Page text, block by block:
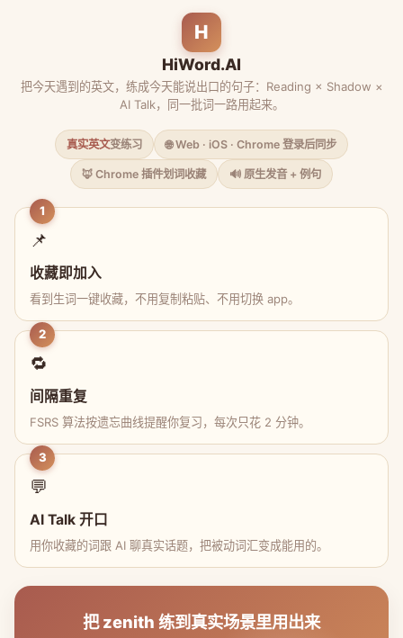
H
HiWord.AI
把今天遇到的英文，练成今天能说出口的句子：Reading × Shadow ×
AI Talk，同一批词一路用起来。
真实英文变练习 🌐 Web · iOS · Chrome 登录后同步
🦊 Chrome 插件划词收藏 🔊 原生发音 + 例句
1
📌
收藏即加入
看到生词一键收藏，不用复制粘贴、不用切换 app。
2
🔁
间隔重复
FSRS 算法按遗忘曲线提醒你复习，每次只花 2 分钟。
3
💬
AI Talk 开口
用你收藏的词跟 AI 聊真实话题，把被动词汇变成能用的。
把 zenith 练到真实场景里用出来